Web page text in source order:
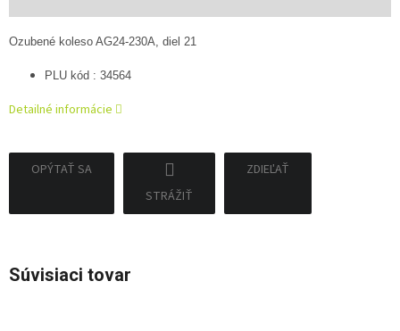
Ozubené koleso AG24-230A, diel 21
PLU kód : 34564
Detailné informácie
OPÝTAŤ SA
STRÁŽIŤ
ZDIEĽAŤ
Súvisiaci tovar